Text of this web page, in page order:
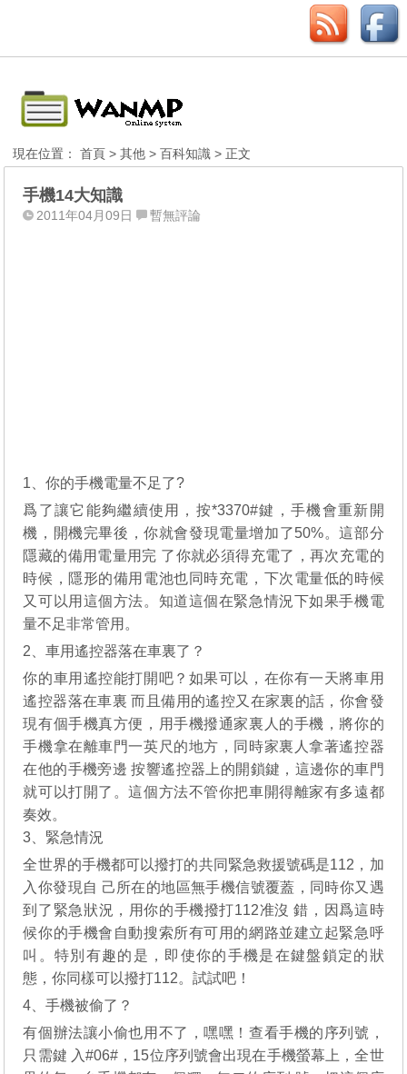
現在位置：首頁 >其他 >百科知識 > 正文
手機14大知識
2011年04月09日 暫無評論
1、你的手機電量不足了?
爲了讓它能夠繼續使用，按*3370#鍵，手機會重新開
機，開機完畢後，你就會發現電量增加了50%。這部分
隱藏的備用電量用完 了你就必須得充電了，再次充電的
時候，隱形的備用電池也同時充電，下次電量低的時候
又可以用這個方法。知道這個在緊急情況下如果手機電
量不足非常管用。
2、車用遙控器落在車裏了？
你的車用遙控能打開吧？如果可以，在你有一天將車用
遙控器落在車裏 而且備用的遙控又在家裏的話，你會發
現有個手機真方便，用手機撥通家裏人的手機，將你的
手機拿在離車門一英尺的地方，同時家裏人拿著遙控器
在他的手機旁邊 按響遙控器上的開鎖鍵，這邊你的車門
就可以打開了。這個方法不管你把車開得離家有多遠都
奏效。
3、緊急情況
全世界的手機都可以撥打的共同緊急救援號碼是112，加
入你發現自 己所在的地區無手機信號覆蓋，同時你又遇
到了緊急狀況，用你的手機撥打112准沒 錯，因爲這時
候你的手機會自動搜索所有可用的網路並建立起緊急呼
叫。特別有趣的是，即使你的手機是在鍵盤鎖定的狀
態，你同樣可以撥打112。試試吧！
4、手機被偷了？
有個辦法讓小偷也用不了，嘿嘿！查看手機的序列號，
只需鍵 入#06#，15位序列號會出現在手機螢幕上，全世